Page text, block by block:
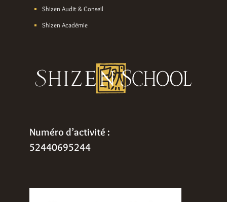
Shizen Audit & Conseil
Shizen Académie
Numéro d’activité :
52440695244